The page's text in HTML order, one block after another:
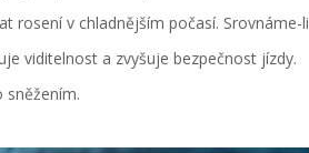
rosení v chladnějším počasí. Srovnáme-li
viditelnost a zvyšuje bezpečnost jízdy.
sněžením.